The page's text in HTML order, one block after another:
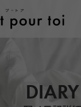
DIARY